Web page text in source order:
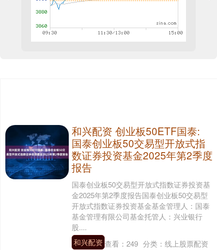
和兴配资 创业板50ETF国泰:
国泰创业板50交易型开放式指
数证券投资基金2025年第2季度
报告
国泰创业板50交易型开放式指数证券投资基
金2025年第2季度报告国泰创业板50交易型
开放式指数证券投资基金基金管理人：国泰
基金管理有限公司基金托管人：兴业银行
股....
和兴配资 查看： 249 分类： 线上股票配资